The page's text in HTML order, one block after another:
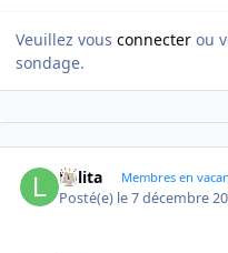
Veuillez vous connecter ou
sondage.
Lolita Membres en
Posté(e) le 7 décembre